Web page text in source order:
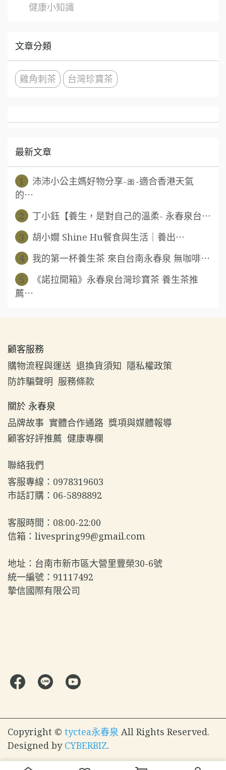
健康小知識
文章分類
雞角刺茶 台灣珍寶茶
最新文章
1
沛沛小公主媽好物分享-🎀-適合香港天氣
的⋯
2
丁小鈺【養生，是對自己的溫柔- 永春泉台⋯
3
胡小嫺 Shine Hu餐食與生活｜養出⋯
4
我的第一杯養生茶 來自台南永春泉 無咖啡⋯
5
《諾拉開箱》永春泉台灣珍寶茶 養生茶推
薦⋯
顧客服務
購物流程與運送 退換貨須知 隱私權政策
防詐騙聲明 服務條款
關於 永春泉
品牌故事 實體合作通路 獎項與媒體報導
顧客好評推薦 健康專欄
聯絡我們
客服專線：0978319603
市話訂購：06-5898892
客服時間：08:00-22:00
信箱：livespring99@gmail.com
地址：台南市新市區大營里豐榮30-6號
統一編號：91117492
摯信國際有限公司
Copyright © tyctea永春泉 All Rights Reserved.
Designed by CYBERBIZ.